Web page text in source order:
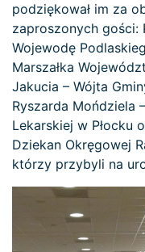
podziękował im za
zaproszonych gości:
Wojewodę
Marszałka
Jakucia – Wójta
Ryszarda Mońdziela
Lekarskiej w Płocku
Dziekan Okręgowej
którzy przybyli na